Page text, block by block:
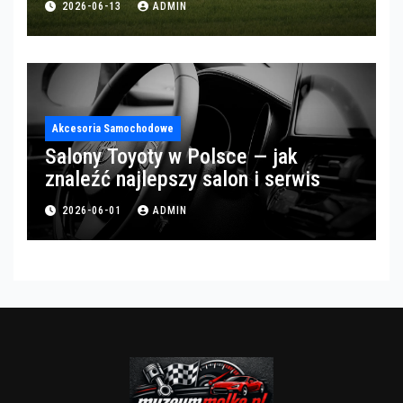
2026-06-13 ADMIN
Akcesoria Samochodowe
Salony Toyoty w Polsce — jak
znaleźć najlepszy salon i serwis
2026-06-01 ADMIN